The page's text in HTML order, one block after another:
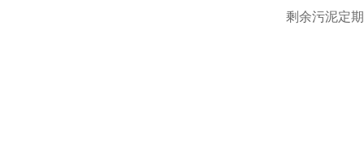
剩余污泥定